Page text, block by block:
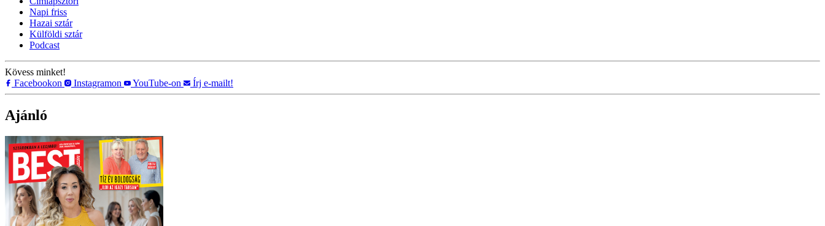
Napi friss
Hazai sztár
Külföldi sztár
Podcast
Kövess minket!
Facebookon
Instagramon YouTube-on Írj e-mailt!
Ajánló